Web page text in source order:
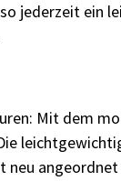
jederzeit ein
Mit dem
neu